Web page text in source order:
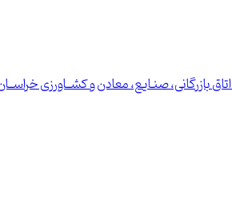
اتاق بازرگانی، صنـایع، معادن و کشــاورزی